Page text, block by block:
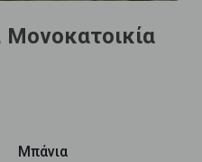
Μπάνια